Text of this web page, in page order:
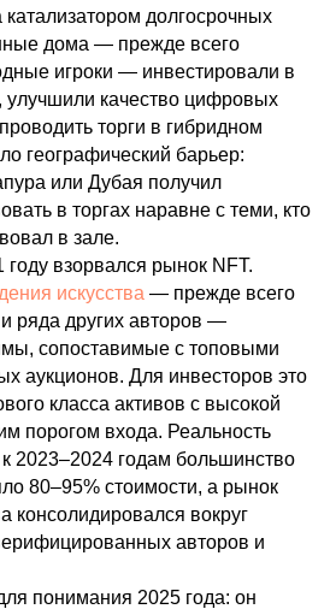
долгосрочных
дома — прежде всего
игроки — инвестировали в
качество цифровых
торги в гибридном
географический барьер:
или Дубая получил
в торгах наравне с теми, кто
в зале.
взорвался рынок NFT.
искусства — прежде всего
ряда других авторов —
сопоставимые с топовыми
аукционов. Для инвесторов это
класса активов с высокой
порогом входа. Реальность
2023–2024 годам большинство
80–95% стоимости, а рынок
консолидировался вокруг
авторов и
понимания 2025 года: он